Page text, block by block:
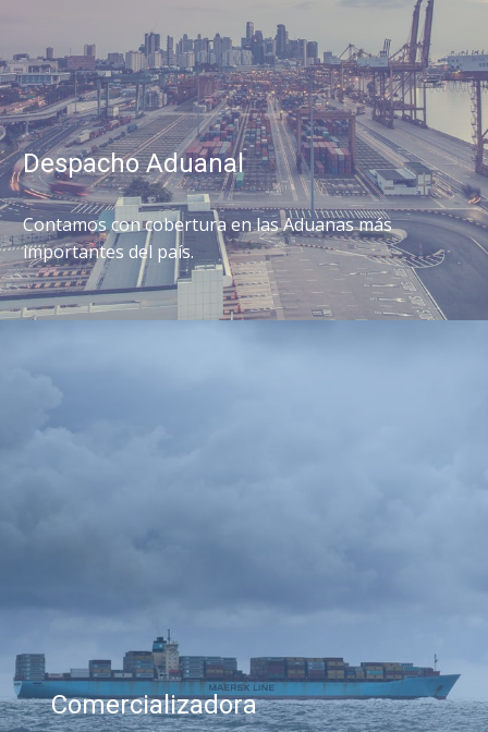
Despacho Aduanal
Contamos con cobertura en las Aduanas más
importantes del país.
Comercializadora